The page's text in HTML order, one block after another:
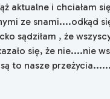
aktualne i chciałam
ze snami....odkąd
sądziłam , że
się, że nie....nie
to nasze